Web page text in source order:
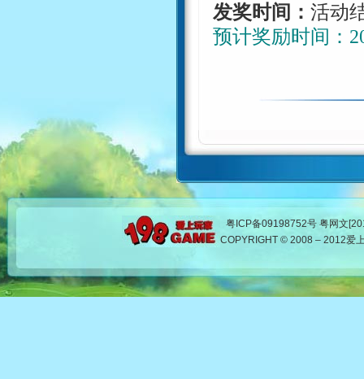
发奖时间： 活动
预计奖励时间：
粤ICP备09198752号 粤网文
COPYRIGHT © 2008 – 2012爱